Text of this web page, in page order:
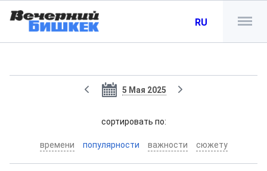
RU
5 Мая 2025
cортировать по:
времени популярности важности сюжету